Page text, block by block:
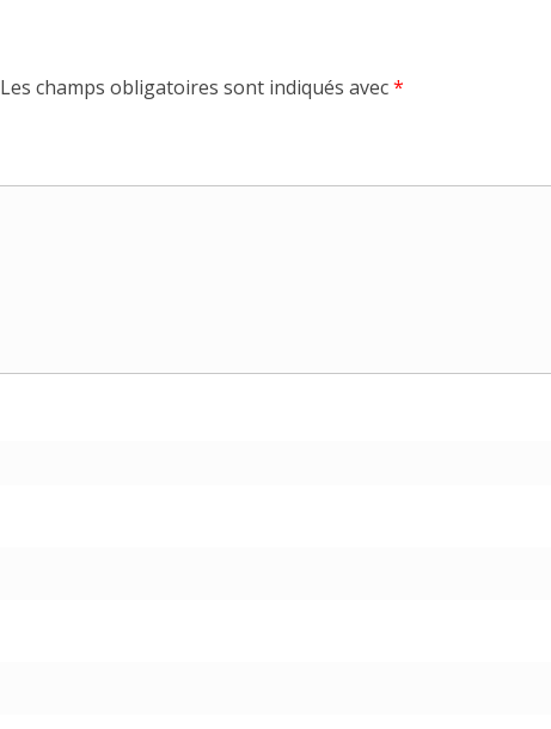
Les champs obligatoires sont indiqués avec*